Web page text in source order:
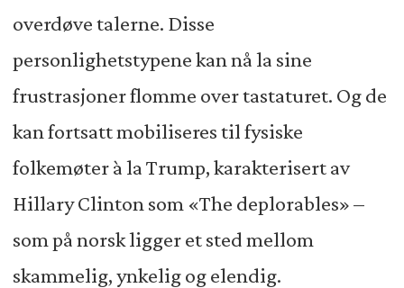
overdøve talerne. Disse
personlighetstypene kan nå la sine
frustrasjoner flomme over tastaturet. Og de
kan fortsatt mobiliseres til fysiske
folkemøter à la Trump, karakterisert av
Hillary Clinton som «The deplorables» –
som på norsk ligger et sted mellom
skammelig, ynkelig og elendig.